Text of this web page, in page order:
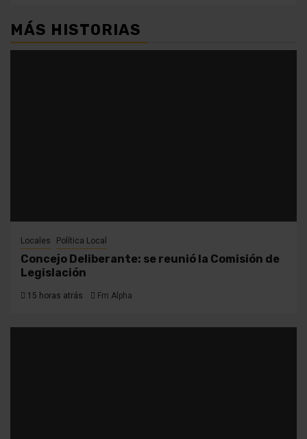
MÁS HISTORIAS
Locales Política Local
Concejo Deliberante: se reunió la Comisión de
Legislación
15 horas atrás Fm Alpha